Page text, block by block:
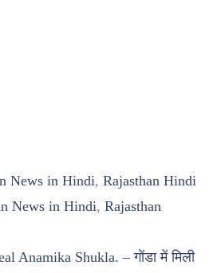
News in Hindi, Rajasthan Hindi
News in Hindi, Rajasthan
Anamika Shukla. – गोंडा में मिली